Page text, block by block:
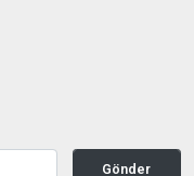
Gönder